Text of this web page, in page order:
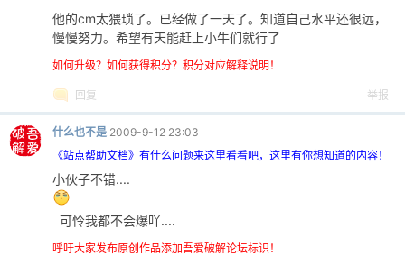
他的cm太猥琐了。已经做了一天了。知道自己水平还很远，
慢慢努力。希望有天能赶上小牛们就行了
如何升级？如何获得积分？积分对应解释说明！
回复 举报
什么也不是 2009-9-12 23:03
《站点帮助文档》有什么问题来这里看看吧，这里有你想知道的内容！
小伙子不错....
可怜我都不会爆吖....
呼吁大家发布原创作品添加吾爱破解论坛标识！